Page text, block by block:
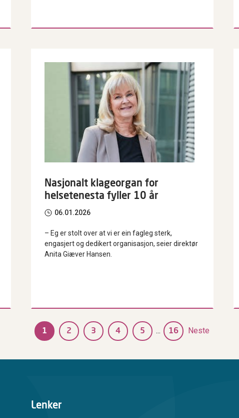
Nasjonalt klageorgan for
helsetenesta fyller 10 år
06.01.2026
– Eg er stolt over at vi er ein fagleg sterk,
engasjert og dedikert organisasjon, seier direktør
Anita Giæver Hansen.
1 2 3 4 5 ... 16 Neste
Lenker